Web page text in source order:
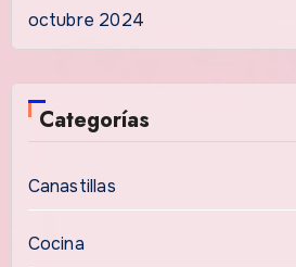
octubre 2024
Categorías
Canastillas
Cocina